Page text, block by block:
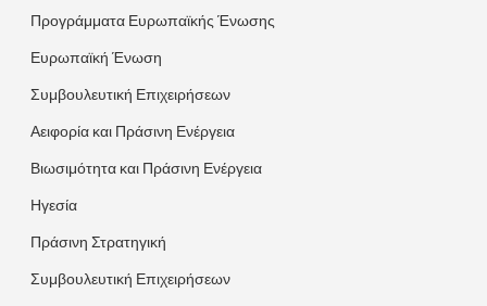
Προγράμματα Ευρωπαϊκής Ένωσης
Ευρωπαϊκή Ένωση
Συμβουλευτική Επιχειρήσεων
Αειφορία και Πράσινη Ενέργεια
Βιωσιμότητα και Πράσινη Ενέργεια
Ηγεσία
Πράσινη Στρατηγική
Συμβουλευτική Επιχειρήσεων